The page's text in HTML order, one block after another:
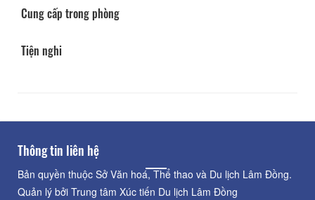
Cung cấp trong phòng
Tiện nghi
Thông tin liên hệ
Bản quyền thuộc Sở Văn hoá, Thể thao và Du lịch Lâm Đồng.
Quản lý bởi Trung tâm Xúc tiến Du lịch Lâm Đồng